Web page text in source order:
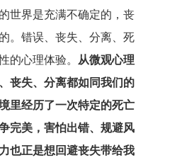
世界是充满不确定的，丧
。错误、丧失、分离、死
的心理体验。 从微观心理
丧失、分离都如同我们的
里经历了一次特定的死亡
完美，害怕出错、规避风
也正是想回避丧失带给我